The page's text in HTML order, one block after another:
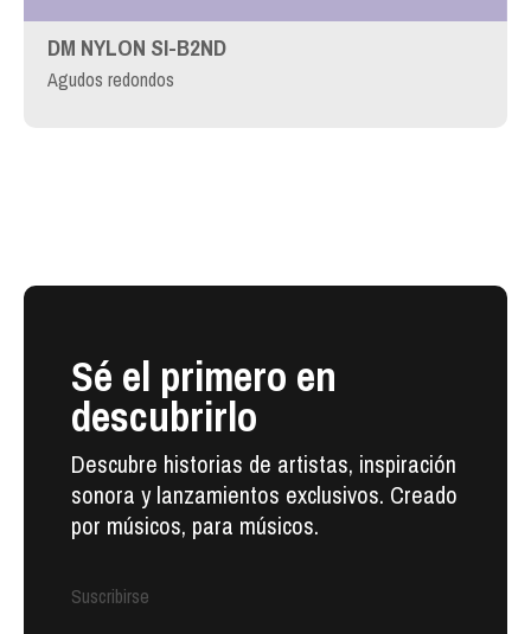
DM NYLON SI-B2ND
Agudos redondos
Sé el primero en
descubrirlo
Descubre historias de artistas, inspiración
sonora y lanzamientos exclusivos. Creado
por músicos, para músicos.
Suscribirse